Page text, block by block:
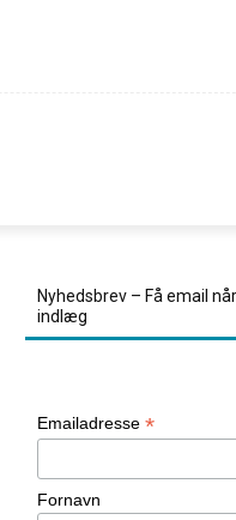
Nyhedsbrev – Få email
indlæg
Emailadresse *
Fornavn